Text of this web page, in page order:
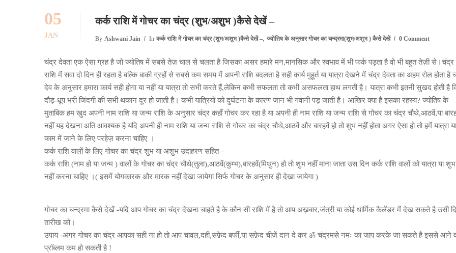
05
JAN
कर्क राशि में गोचर का चंद्र (शुभ/अशुभ )कैसे देखें –
By Ashwani Jain In कर्क राशि में गोचर का चंद्र (शुभ/अशुभ )कैसे देखें –, ज्योतिष के अनुसार गोचर का चन्द्रमा(शुभ/अशुभ ) कैसे देखें 0 Comment
चंद्र देवता एक ऐसा ग्रह है जो ज्योतिष में सबसे तेज़ चाल से चलता है जिसका असर हमारे मन,मानसिक और स्वभाव में भी फर्क पड़ता है वो भी बहुत तेज़ी
राशि में सवा दो दिन ही रहता है बल्कि बाकी ग्रहों से सबसे कम समय में अपनी राशि बदलता है सही कार्य मुहूर्त या यात्रा देखने में चंद्र देवता का अहम रोल होता है
देव के अनुसार हमारा कार्य सही होगा या नहीं या यात्रा तो सभी करते हैं,लेकिन कभी सफलता तो कभी असफलता हाथ लगती है। यात्रा कभी इतनी सुखद होती है
दौड़-धूप भरी जिंदगी की सभी थकान दूर हो जाती है। कभी यात्रियों को दुर्घटना के कारण जान भी गंवानी पड़ जाती है। आखिर क्या है इसका रहस्य? ज्योतिष के
मुताबिक हम खुद अपनी नाम राशि या जन्म राशि के अनुसार चंद्र कहाँ गोचर कर रहा है या अपनी ही नाम राशि या जन्म राशि से गोचर का चंद्र चौथे,आठवें,या
नहीं यह देखना अति आवश्यक है यदि अपनी ही नाम राशि या जन्म राशि से गोचर का चंद्र चौथे,आठवें और बारहवें हो तो शुभ नहीं होता अगर ऐसा हो तो हमें यात्रा
काम में जाने के लिए परहेज़ करना चाहिए ।
कर्क राशि वालों के लिए गोचर का चंद्र शुभ या अशुभ उदाहरण सहित –
कर्क राशि (नाम हो या जन्म ) वालों के गोचर का चंद्र चौथे(तुला),आठवें(कुम्भ),बारहवें(मिथुन) हो तो शुभ नहीं माना जाता उस दिन कर्क राशि वालों को यात्रा या
नहीं करना चाहिए ।( इसमें योगकारक और मारक नहीं देखा जायेगा सिर्फ गोचर के अनुसार ही देखा जायेगा )
गोचर का चन्द्रमा कैसे देखें -यदि आप गोचर का चंद्र देखना चाहते है के कौन सी राशि में है तो आप अख़बार,जंत्री या कोई धार्मिक कैलेंडर में देख सकते है उसी
तारीख को।
उपाय -अगर गोचर का चंद्र आपका सही ना हो तो आप चावल,दही,सफ़ेद बर्फी,या सफ़ेद चीज़ें दान दे कर ॐ चंद्रमसे नमः का जाप करके जा सकते है इससे आने
प्रॉब्लम कम हो सकती है !